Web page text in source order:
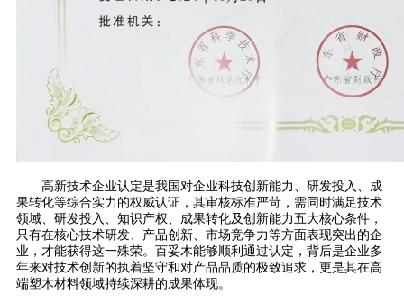
高新技术企业认定是我国对企业科技创新能力、研发投入、成
果转化等综合实力的权威认证，其审核标准严苛，需同时满足技术
领域、研发投入、知识产权、成果转化及创新能力五大核心条件，
只有在核心技术研发、产品创新、市场竞争力等方面表现突出的企
业，才能获得这一殊荣。百妥木能够顺利通过认定，背后是企业多
年来对技术创新的执着坚守和对产品品质的极致追求，更是其在高
端塑木材料领域持续深耕的成果体现。